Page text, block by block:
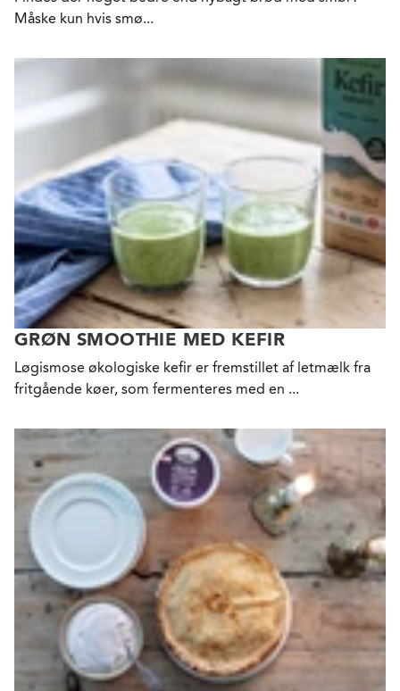
Måske kun hvis smø...
GRØN SMOOTHIE MED KEFIR
Løgismose økologiske kefir er fremstillet af letmælk fra
fritgående køer, som fermenteres med en ...